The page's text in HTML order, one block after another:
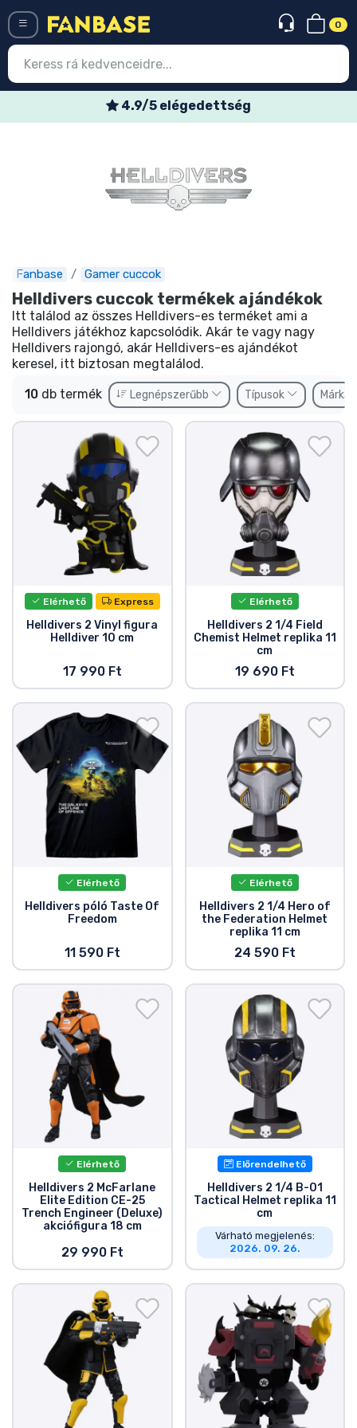
0
4.9/5 elégedettség
Fanbase Gamer cuccok
Helldivers cuccok termékek ajándékok
Itt találod az összes Helldivers-es terméket ami a
Helldivers játékhoz kapcsolódik. Akár te vagy nagy
Helldivers rajongó, akár Helldivers-es ajándékot
keresel, itt biztosan megtalálod.
10 db termék Legnépszerűbb Típusok
Elérhető Express
Helldivers 2 Vinyl figura
Helldiver 10 cm
17 990 Ft
Elérhető
Helldivers 2 1/4 Field
Chemist Helmet replika 11
cm
19 690 Ft
Elérhető
Helldivers póló Taste Of
Freedom
11 590 Ft
Elérhető
Helldivers 2 1/4 Hero of
the Federation Helmet
replika 11 cm
24 590 Ft
Elérhető
Helldivers 2 McFarlane
Elite Edition CE-25
Trench Engineer (Deluxe)
akciófigura 18 cm
29 990 Ft
Előrendelhető
Helldivers 2 1/4 B-01
Tactical Helmet replika 11
cm
Várható megjelenés:
2026. 09. 26.
Legújabb cuccok
Előrendelhető cuccok
Outlet cuccok
Ajándékkártya
Szállítás és fizetés
Sorozatos cuccok
Filmes cuccok
Mesés cuccok
Animés cuccok
Gamer cuccok
Sportos cuccok
Zenés cuccok
Terméktípusok
Márkák